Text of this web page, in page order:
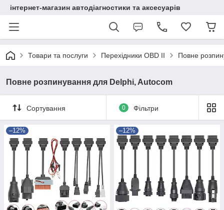
інтернет-магазин автодіагностики та аксесуарів
Товари та послуги Перехідники OBD II Повне
Повне розпинування для Delphi, Autocom
Сортування 0 Фільтри
–12% –12%